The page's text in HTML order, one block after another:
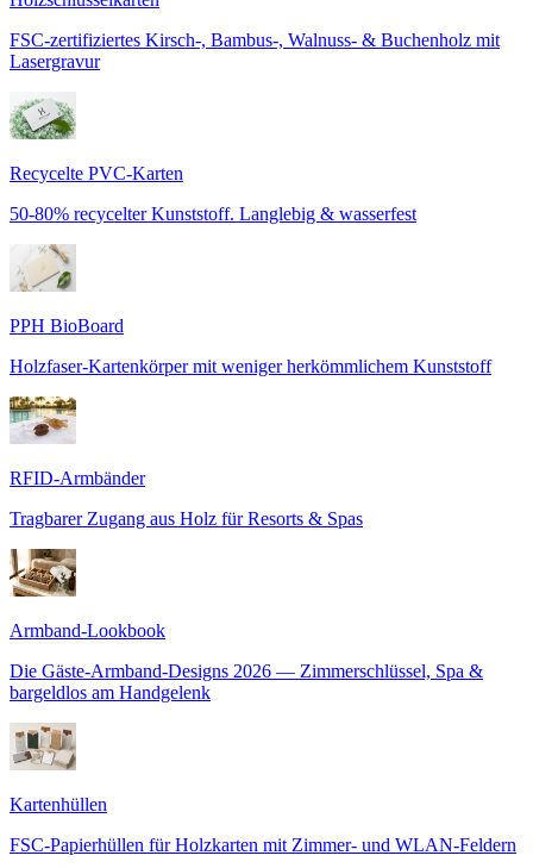
FSC-zertifiziertes Kirsch-, Bambus-, Walnuss- & Buchenholz mit
Lasergravur
Recycelte PVC-Karten
50-80% recycelter Kunststoff. Langlebig & wasserfest
PPH BioBoard
Holzfaser-Kartenkörper mit weniger herkömmlichem Kunststoff
RFID-Armbänder
Tragbarer Zugang aus Holz für Resorts & Spas
Armband-Lookbook
Die Gäste-Armband-Designs 2026 — Zimmerschlüssel, Spa &
bargeldlos am Handgelenk
Kartenhüllen
FSC-Papierhüllen für Holzkarten mit Zimmer- und WLAN-Feldern